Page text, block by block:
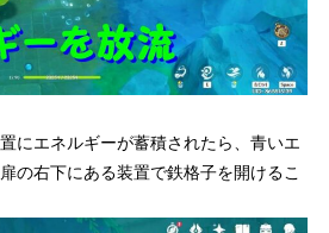
にエネルギーが蓄積されたら、青いエ
扉の右下にある装置で鉄格子を開けるこ